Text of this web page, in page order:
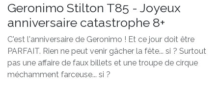
Geronimo Stilton T85 - Joyeux
anniversaire catastrophe 8+
C'est l'anniversaire de Geronimo ! Et ce jour doit être
PARFAIT. Rien ne peut venir gâcher la fête... si ? Surtout
pas une affaire de faux billets et une troupe de cirque
méchamment farceuse... si ?